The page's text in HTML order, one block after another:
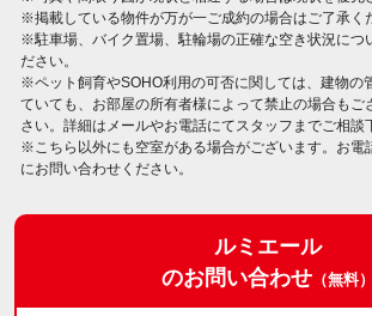
※掲載している物件が万が一ご成約の場合はご了承く
※駐車場、バイク置場、駐輪場の正確な空き状況につ
ださい。
※ペット飼育やSOHO利用の可否に関しては、建物の
ていても、お部屋の所有者様によって禁止の場合もご
さい。詳細はメールやお電話にてスタッフまでご相談
※こちら以外にも空室がある場合がございます。お電
にお問い合わせください。
ルミエール
のお問い合わせ （無料）